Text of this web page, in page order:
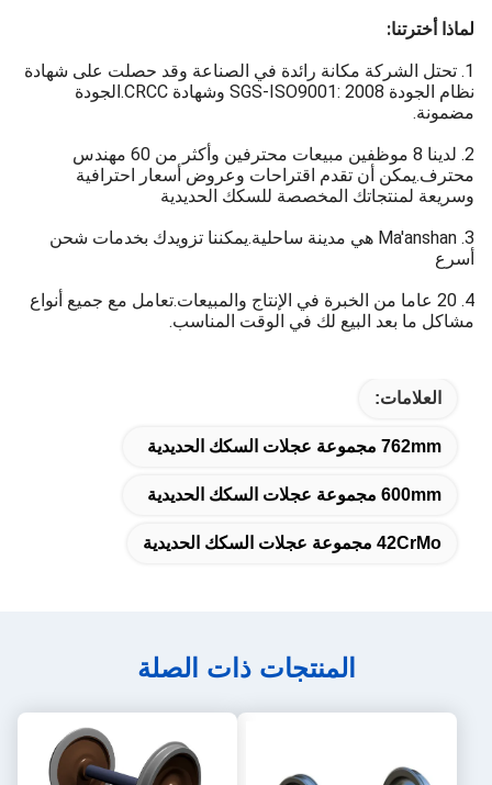
لماذا أخترتنا:
1. تحتل الشركة مكانة رائدة في الصناعة وقد حصلت على شهادة
نظام الجودة SGS-ISO9001: 2008 وشهادة CRCC.الجودة
مضمونة.
2. لدينا 8 موظفين مبيعات محترفين وأكثر من 60 مهندس
محترف.يمكن أن تقدم اقتراحات وعروض أسعار احترافية
وسريعة لمنتجاتك المخصصة للسكك الحديدية
3. Ma′anshan هي مدينة ساحلية.يمكننا تزويدك بخدمات شحن
أسرع
4. 20 عاما من الخبرة في الإنتاج والمبيعات.تعامل مع جميع أنواع
مشاكل ما بعد البيع لك في الوقت المناسب.
العلامات:
762mm مجموعة عجلات السكك الحديدية
600mm مجموعة عجلات السكك الحديدية
42CrMo مجموعة عجلات السكك الحديدية
المنتجات ذات الصلة